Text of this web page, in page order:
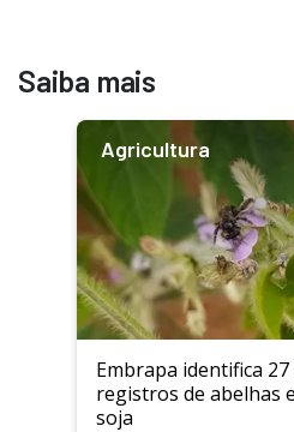
Saiba mais
Agricultura
Embrapa identifica
registros de abelhas
soja